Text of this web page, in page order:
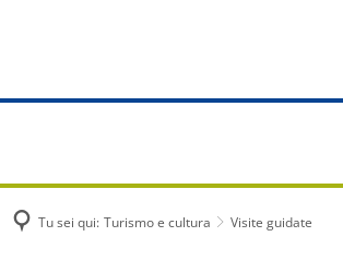
Ufficio di
Piste ciclabili
Applicazioni per
Tu sei qui: Turismo e cultura Visite guidate